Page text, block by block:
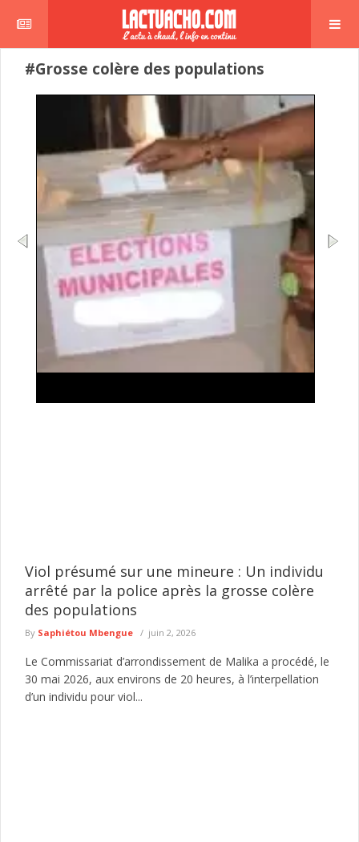
#Grosse colère des populations
Viol présumé sur une mineure : Un individu
arrêté par la police après la grosse colère
des populations
By Saphiétou Mbengue juin 2, 2026
Le Commissariat d’arrondissement de Malika a procédé, le
30 mai 2026, aux environs de 20 heures, à l’interpellation
d’un individu pour viol...